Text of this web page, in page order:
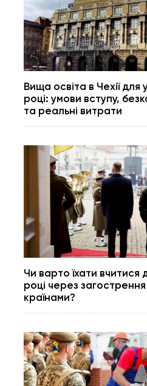
Вища освіта в Чехії для
році: умови вступу,
та реальні витрати
Чи варто їхати вчитися
році через
країнами?